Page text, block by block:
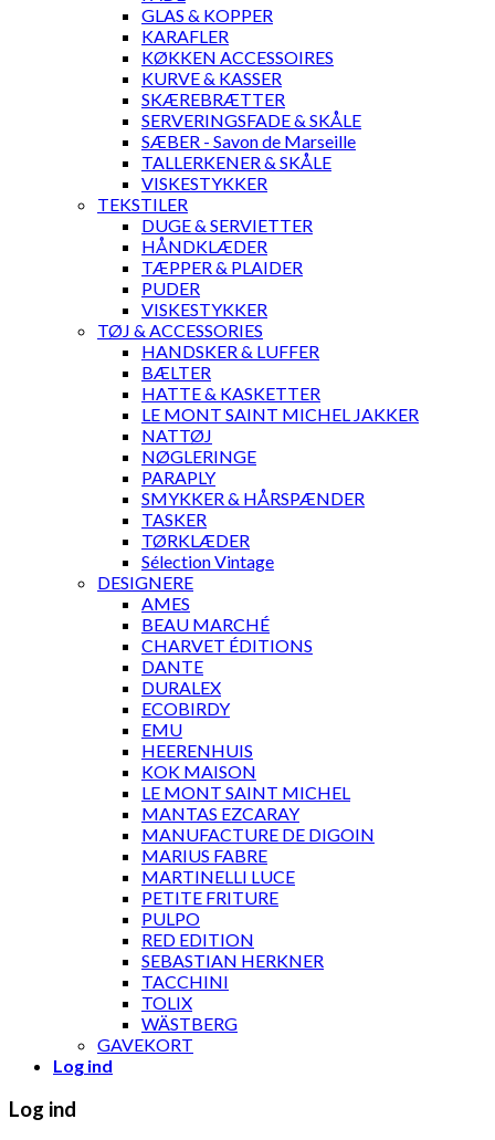
GLAS & KOPPER
KARAFLER
KØKKEN ACCESSOIRES
KURVE & KASSER
SKÆREBRÆTTER
SERVERINGSFADE & SKÅLE
SÆBER - Savon de Marseille
TALLERKENER & SKÅLE
VISKESTYKKER
TEKSTILER
DUGE & SERVIETTER
HÅNDKLÆDER
TÆPPER & PLAIDER
PUDER
VISKESTYKKER
TØJ & ACCESSORIES
HANDSKER & LUFFER
BÆLTER
HATTE & KASKETTER
LE MONT SAINT MICHEL JAKKER
NATTØJ
NØGLERINGE
PARAPLY
SMYKKER & HÅRSPÆNDER
TASKER
TØRKLÆDER
Sélection Vintage
DESIGNERE
AMES
BEAU MARCHÉ
CHARVET ÉDITIONS
DANTE
DURALEX
ECOBIRDY
EMU
HEERENHUIS
KOK MAISON
LE MONT SAINT MICHEL
MANTAS EZCARAY
MANUFACTURE DE DIGOIN
MARIUS FABRE
MARTINELLI LUCE
PETITE FRITURE
PULPO
RED EDITION
SEBASTIAN HERKNER
TACCHINI
TOLIX
WÄSTBERG
GAVEKORT
Log ind
Log ind